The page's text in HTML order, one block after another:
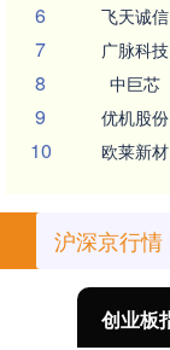
6 飞天诚信
7 广脉科技
8 中巨芯
9 优机股份
10 欧莱新材
沪深京行情
创业板